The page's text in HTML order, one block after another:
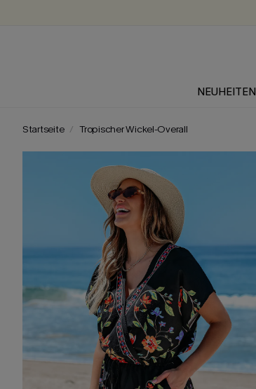
NEUHEITEN
Startseite Tropischer Wickel-Overall